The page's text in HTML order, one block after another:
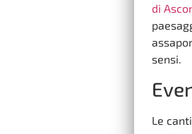
di
sensi.
Le